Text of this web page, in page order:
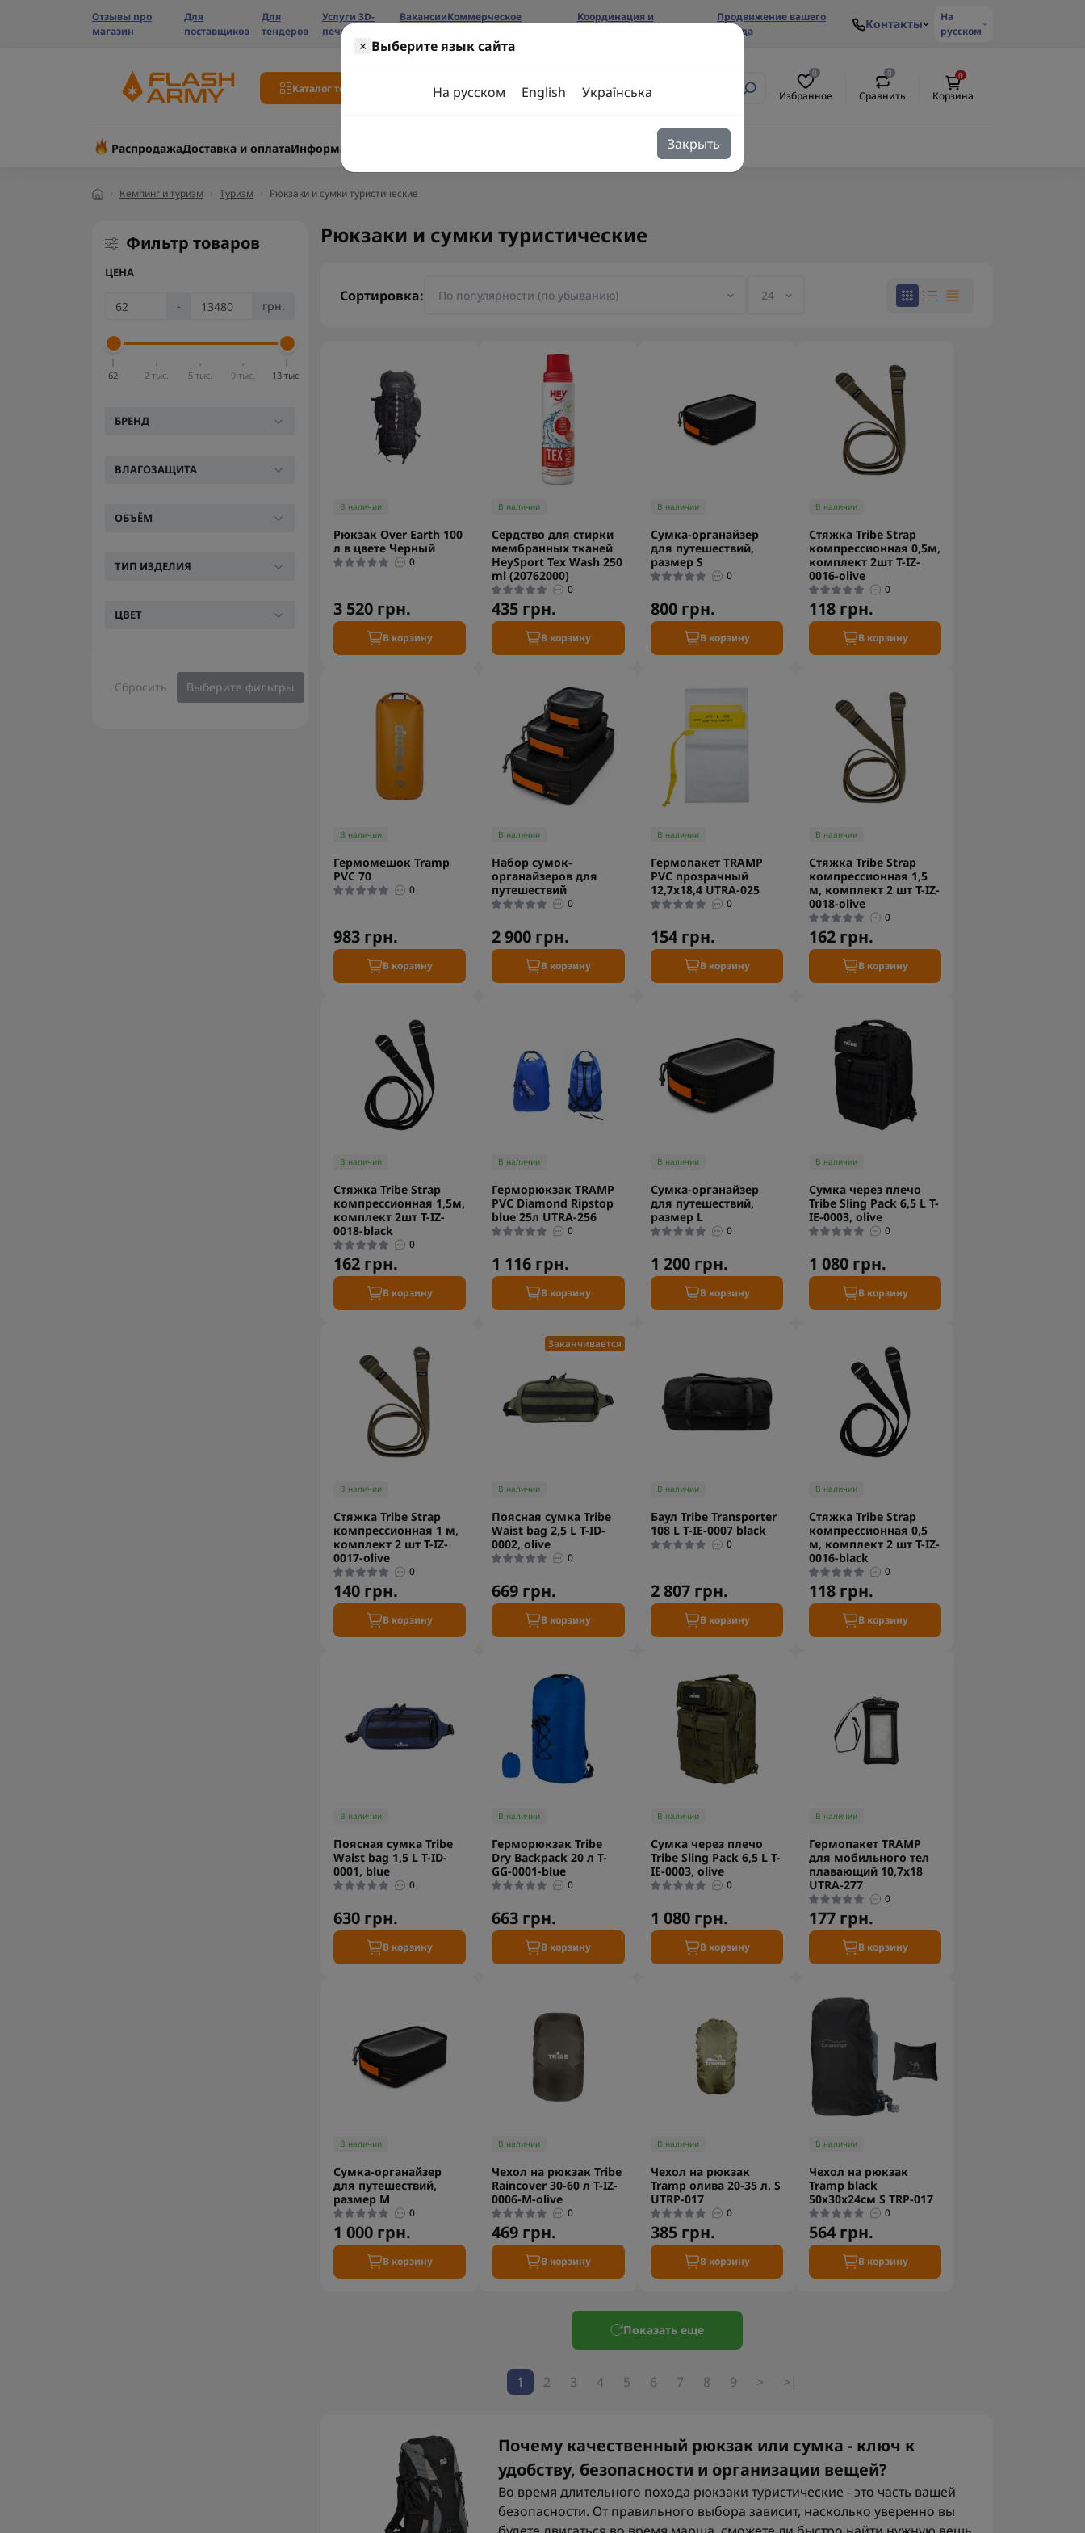
Отзывы про
магазин
Для
поставщиков
Для
тендеров
Услуги 3D-
печати
ВакансииКоммерческое
Координация и
Продвижение вашего
бренда
Контакты
На
русском
Каталог товаров
0
Избранное
0
Сравнить
0
Корзина
РаспродажаДоставка и оплатаИнформация
Кемпинг и туризм Туризм Рюкзаки и сумки туристические
× Выберите язык сайта
На русском English Українська
Закрыть
Фильтр товаров
ЦЕНА
- грн.
62 2 тыс. 5 тыс. 9 тыс. 13 тыс.
БРЕНД
ВЛАГОЗАЩИТА
ОБЪЁМ
ТИП ИЗДЕЛИЯ
ЦВЕТ
Сбросить Выберите фильтры
Рюкзаки и сумки туристические
Сортировка:
В наличии
Рюкзак Over Earth 100
л в цвете Черный
0
3 520 грн.
В корзину
В наличии
Сердство для стирки
мембранных тканей
HeySport Tex Wash 250
ml (20762000)
0
435 грн.
В корзину
В наличии
Сумка-органайзер
для путешествий,
размер S
0
800 грн.
В корзину
В наличии
Стяжка Tribe Strap
компрессионная 0,5м,
комплект 2шт T-IZ-
0016-olive
0
118 грн.
В корзину
В наличии
Гермомешок Tramp
PVC 70
0
983 грн.
В корзину
В наличии
Набор сумок-
органайзеров для
путешествий
0
2 900 грн.
В корзину
В наличии
Гермопакет TRAMP
PVC прозрачный
12,7х18,4 UTRA-025
0
154 грн.
В корзину
В наличии
Стяжка Tribe Strap
компрессионная 1,5
м, комплект 2 шт T-IZ-
0018-olive
0
162 грн.
В корзину
В наличии
Стяжка Tribe Strap
компрессионная 1,5м,
комплект 2шт T-IZ-
0018-black
0
162 грн.
В корзину
В наличии
Герморюкзак TRAMP
PVC Diamond Ripstop
blue 25л UTRA-256
0
1 116 грн.
В корзину
В наличии
Сумка-органайзер
для путешествий,
размер L
0
1 200 грн.
В корзину
В наличии
Сумка через плечо
Tribe Sling Pack 6,5 L T-
IE-0003, olive
0
1 080 грн.
В корзину
В наличии
Стяжка Tribe Strap
компрессионная 1 м,
комплект 2 шт T-IZ-
0017-olive
0
140 грн.
В корзину
Заканчивается
В наличии
Поясная сумка Tribe
Waist bag 2,5 L T-ID-
0002, olive
0
669 грн.
В корзину
В наличии
Баул Tribe Transporter
108 L T-IE-0007 black
0
2 807 грн.
В корзину
В наличии
Стяжка Tribe Strap
компрессионная 0,5
м, комплект 2 шт T-IZ-
0016-black
0
118 грн.
В корзину
В наличии
Поясная сумка Tribe
Waist bag 1,5 L T-ID-
0001, blue
0
630 грн.
В корзину
В наличии
Герморюкзак Tribe
Dry Backpack 20 л T-
GG-0001-blue
0
663 грн.
В корзину
В наличии
Сумка через плечо
Tribe Sling Pack 6,5 L T-
IE-0003, olive
0
1 080 грн.
В корзину
В наличии
Гермопакет TRAMP
для мобильного тел
плавающий 10,7х18
UTRA-277
0
177 грн.
В корзину
В наличии
Сумка-органайзер
для путешествий,
размер M
0
1 000 грн.
В корзину
В наличии
Чехол на рюкзак Tribe
Raincover 30-60 л T-IZ-
0006-M-olive
0
469 грн.
В корзину
В наличии
Чехол на рюкзак
Tramp олива 20-35 л. S
UTRP-017
0
385 грн.
В корзину
В наличии
Чехол на рюкзак
Tramp black
50х30х24см S TRP-017
0
564 грн.
В корзину
Показать еще
1 2 3 4 5 6 7 8 9 > >|
Почему качественный рюкзак или сумка - ключ к
удобству, безопасности и организации вещей?
Во время длительного похода рюкзаки туристические - это часть вашей
безопасности. От правильного выбора зависит, насколько уверенно вы